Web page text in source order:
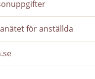
för anställda